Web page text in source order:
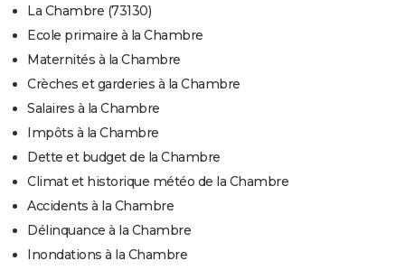
La Chambre (73130)
Ecole primaire à la Chambre
Maternités à la Chambre
Crèches et garderies à la Chambre
Salaires à la Chambre
Impôts à la Chambre
Dette et budget de la Chambre
Climat et historique météo de la Chambre
Accidents à la Chambre
Délinquance à la Chambre
Inondations à la Chambre